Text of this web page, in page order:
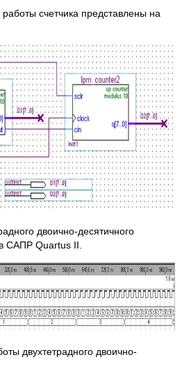
счетчика представлены на
двоично-десятичного
САПР Quartus II.
двухтетрадного двоично-